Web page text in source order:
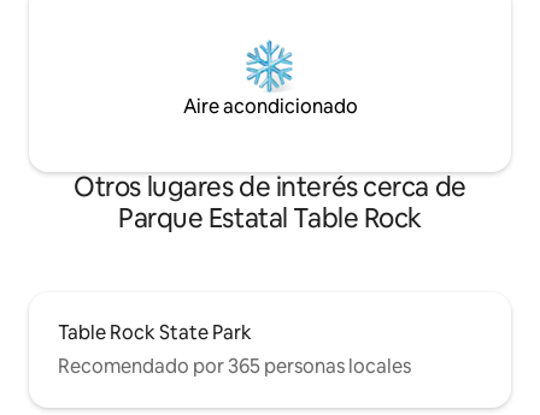
Aire acondicionado
Otros lugares de interés cerca de
Parque Estatal Table Rock
Table Rock State Park
Recomendado por 365 personas locales